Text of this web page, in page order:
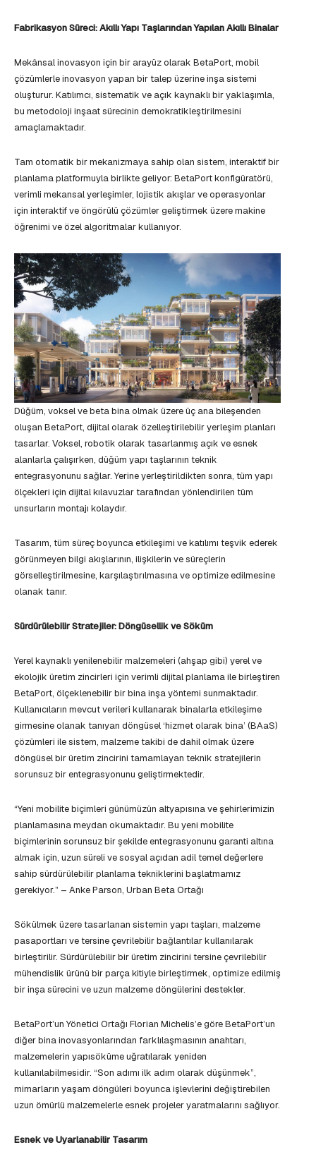
Fabrikasyon Süreci: Akıllı Yapı Taşlarından Yapılan Akıllı Binalar
Mekânsal inovasyon için bir arayüz olarak BetaPort, mobil
çözümlerle inovasyon yapan bir talep üzerine inşa sistemi
oluşturur. Katılımcı, sistematik ve açık kaynaklı bir yaklaşımla,
bu metodoloji inşaat sürecinin demokratikleştirilmesini
amaçlamaktadır.
Tam otomatik bir mekanizmaya sahip olan sistem, interaktif bir
planlama platformuyla birlikte geliyor: BetaPort konfigüratörü,
verimli mekansal yerleşimler, lojistik akışlar ve operasyonlar
için interaktif ve öngörülü çözümler geliştirmek üzere makine
öğrenimi ve özel algoritmalar kullanıyor.
Düğüm, voksel ve beta bina olmak üzere üç ana bileşenden
oluşan BetaPort, dijital olarak özelleştirilebilir yerleşim planları
tasarlar. Voksel, robotik olarak tasarlanmış açık ve esnek
alanlarla çalışırken, düğüm yapı taşlarının teknik
entegrasyonunu sağlar. Yerine yerleştirildikten sonra, tüm yapı
ölçekleri için dijital kılavuzlar tarafından yönlendirilen tüm
unsurların montajı kolaydır.
Tasarım, tüm süreç boyunca etkileşimi ve katılımı teşvik ederek
görünmeyen bilgi akışlarının, ilişkilerin ve süreçlerin
görselleştirilmesine, karşılaştırılmasına ve optimize edilmesine
olanak tanır.
Sürdürülebilir Stratejiler: Döngüsellik ve Söküm
Yerel kaynaklı yenilenebilir malzemeleri (ahşap gibi) yerel ve
ekolojik üretim zincirleri için verimli dijital planlama ile birleştiren
BetaPort, ölçeklenebilir bir bina inşa yöntemi sunmaktadır.
Kullanıcıların mevcut verileri kullanarak binalarla etkileşime
girmesine olanak tanıyan döngüsel ‘hizmet olarak bina’ (BAaS)
çözümleri ile sistem, malzeme takibi de dahil olmak üzere
döngüsel bir üretim zincirini tamamlayan teknik stratejilerin
sorunsuz bir entegrasyonunu geliştirmektedir.
“Yeni mobilite biçimleri günümüzün altyapısına ve şehirlerimizin
planlamasına meydan okumaktadır. Bu yeni mobilite
biçimlerinin sorunsuz bir şekilde entegrasyonunu garanti altına
almak için, uzun süreli ve sosyal açıdan adil temel değerlere
sahip sürdürülebilir planlama tekniklerini başlatmamız
gerekiyor.” – Anke Parson, Urban Beta Ortağı
Sökülmek üzere tasarlanan sistemin yapı taşları, malzeme
pasaportları ve tersine çevrilebilir bağlantılar kullanılarak
birleştirilir. Sürdürülebilir bir üretim zincirini tersine çevrilebilir
mühendislik ürünü bir parça kitiyle birleştirmek, optimize edilmiş
bir inşa sürecini ve uzun malzeme döngülerini destekler.
BetaPort’un Yönetici Ortağı Florian Michelis’e göre BetaPort’un
diğer bina inovasyonlarından farklılaşmasının anahtarı,
malzemelerin yapısöküme uğratılarak yeniden
kullanılabilmesidir. “Son adımı ilk adım olarak düşünmek”,
mimarların yaşam döngüleri boyunca işlevlerini değiştirebilen
uzun ömürlü malzemelerle esnek projeler yaratmalarını sağlıyor.
Esnek ve Uyarlanabilir Tasarım